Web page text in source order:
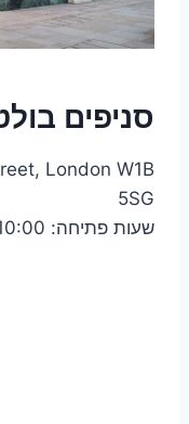
סניפים
London W1B
5SG
שעות פתיחה: 10:00–21:00 (א׳ עד ש׳)